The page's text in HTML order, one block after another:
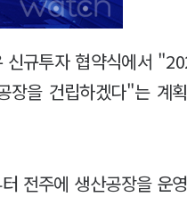
신규투자 협약식에서
장을 건립하겠다"는 계
전주에 생산공장을 운